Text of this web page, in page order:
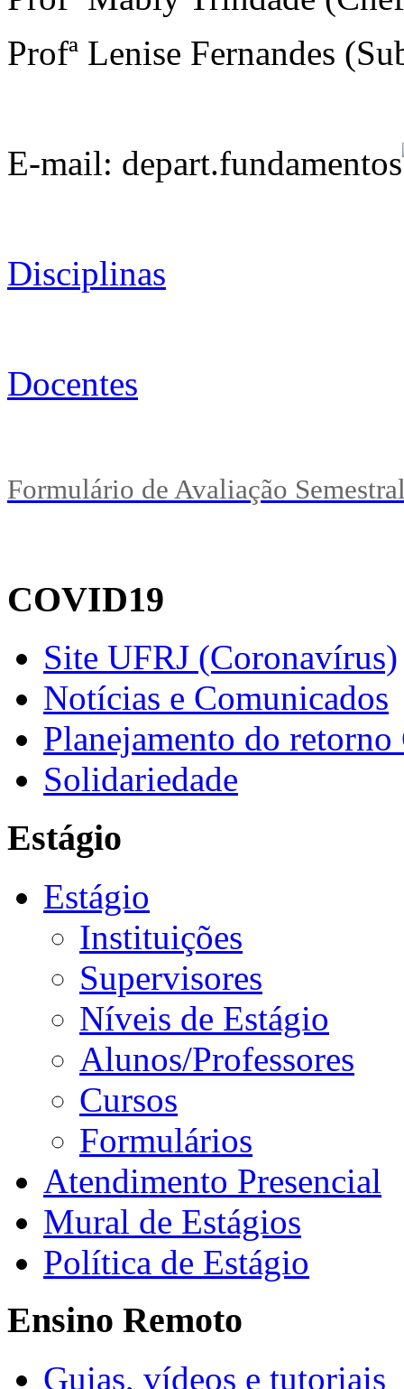
Profª Lenise Fernandes
E-mail: depart.fundamentos
Disciplinas
Docentes
Formulário de Avaliação
COVID19
Site UFRJ (Coronavírus)
Notícias e Comunicados
Planejamento do retorno
Solidariedade
Estágio
Estágio
Instituições
Supervisores
Níveis de Estágio
Alunos/Professores
Cursos
Formulários
Atendimento Presencial
Mural de Estágios
Política de Estágio
Ensino Remoto
Guias, vídeos e tutoriais